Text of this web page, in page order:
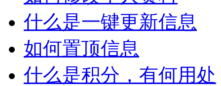
什么是一键更新信息
如何置顶信息
什么是积分，有何用处